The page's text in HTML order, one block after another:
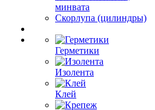
минвата
Скорлупа (цилиндры)
Герметики
Изолента
Клей